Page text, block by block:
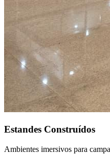
Estandes Construídos
Ambientes imersivos para